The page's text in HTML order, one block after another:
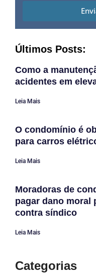
Últimos Posts:
Como a
acidentes em
Leia Mais
O condomínio é
para carros
Leia Mais
Moradoras de
pagar dano moral
contra síndico
Leia Mais
Categorias